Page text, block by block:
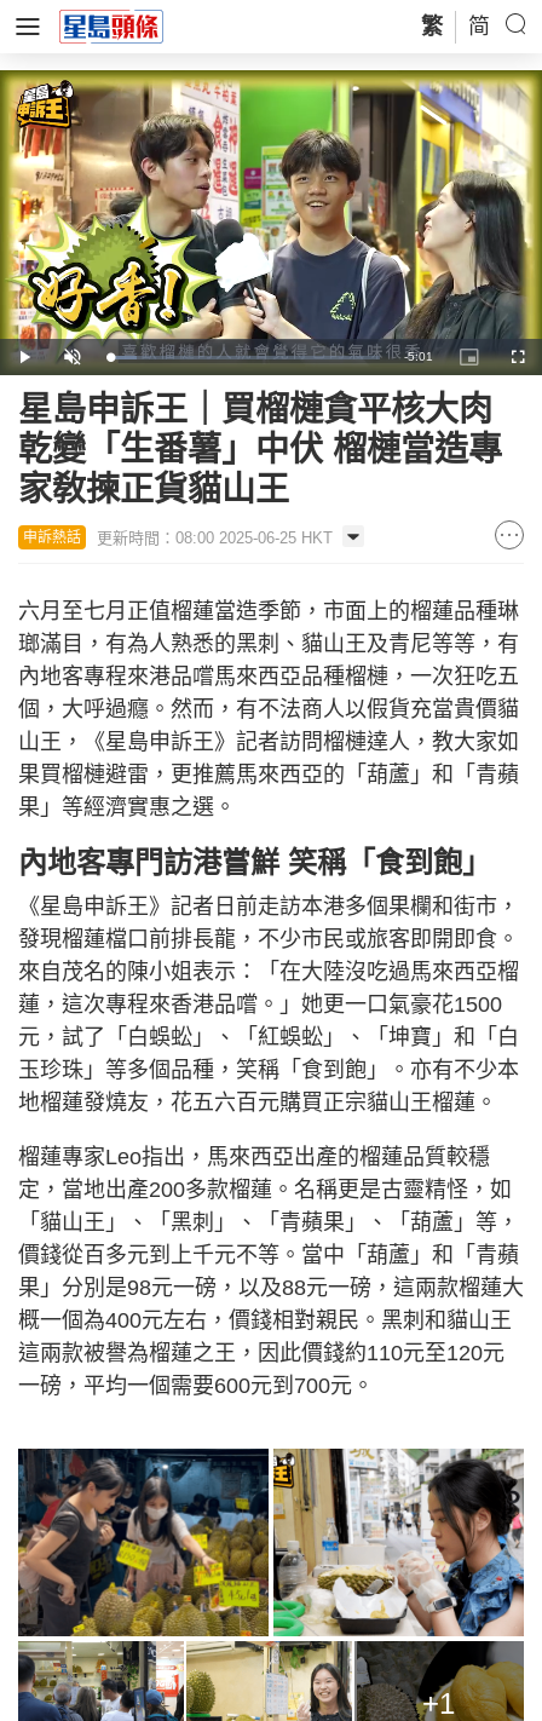
繁 简
Play Unmute Loaded:
10.29%
Remaining
Time
-5:01
Picture-
in-
星島申訴王｜買榴槤貪平核大肉
乾變「生番薯」中伏 榴槤當造專
家敎揀正貨貓山王
申訴熱話 更新時間：08:00 2025-06-25 HKT
六月至七月正值榴蓮當造季節，市面上的榴蓮品種琳
瑯滿目，有為人熟悉的黑刺、貓山王及青尼等等，有
內地客專程來港品嚐馬來西亞品種榴槤，一次狂吃五
個，大呼過癮。然而，有不法商人以假貨充當貴價貓
山王，《星島申訴王》記者訪問榴槤達人，教大家如
果買榴槤避雷，更推薦馬來西亞的「葫蘆」和「青蘋
果」等經濟實惠之選。
內地客專門訪港嘗鮮 笑稱「食到飽」
《星島申訴王》記者日前走訪本港多個果欄和街市，
發現榴蓮檔口前排長龍，不少市民或旅客即開即食。
來自茂名的陳小姐表示：「在大陸沒吃過馬來西亞榴
蓮，這次專程來香港品嚐。」她更一口氣豪花1500
元，試了「白蜈蚣」、「紅蜈蚣」、「坤寶」和「白
玉珍珠」等多個品種，笑稱「食到飽」。亦有不少本
地榴蓮發燒友，花五六百元購買正宗貓山王榴蓮。
榴蓮專家Leo指出，馬來西亞出產的榴蓮品質較穩
定，當地出產200多款榴蓮。名稱更是古靈精怪，如
「貓山王」、「黑刺」、「青蘋果」、「葫蘆」等，
價錢從百多元到上千元不等。當中「葫蘆」和「青蘋
果」分別是98元一磅，以及88元一磅，這兩款榴蓮大
概一個為400元左右，價錢相對親民。黑刺和貓山王
這兩款被譽為榴蓮之王，因此價錢約110元至120元
一磅，平均一個需要600元到700元。
+1